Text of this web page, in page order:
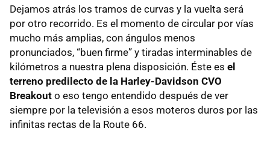
Dejamos atrás los tramos de curvas y la vuelta será
por otro recorrido. Es el momento de circular por vías
mucho más amplias, con ángulos menos
pronunciados, “buen firme” y tiradas interminables de
kilómetros a nuestra plena disposición. Éste es el
terreno predilecto de la Harley-Davidson CVO
Breakout o eso tengo entendido después de ver
siempre por la televisión a esos moteros duros por las
infinitas rectas de la Route 66.